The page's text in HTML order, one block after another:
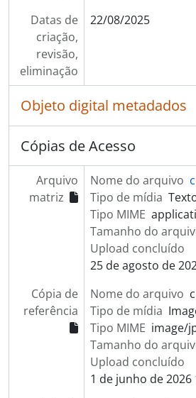
Datas de
criação,
revisão,
eliminação
22/08/2025
Objeto digital metadados
Cópias de Acesso
Arquivo
matriz
Nome do arquivo
Tipo de mídia
Tipo MIME
Tamanho do
Upload concluído
25 de agosto de
Cópia de
referência
Nome do arquivo
Tipo de mídia
Tipo MIME image/
Tamanho do
Upload concluído
1 de junho de 2026